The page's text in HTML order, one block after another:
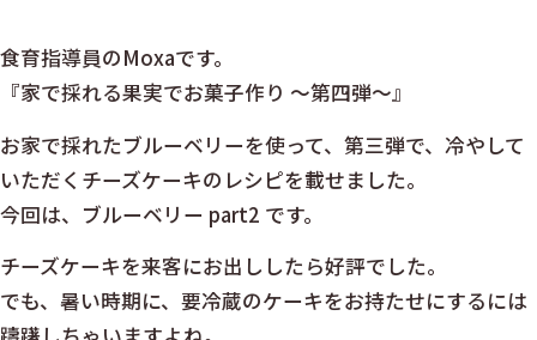
食育指導員のMoxaです。
『家で採れる果実でお菓子作り ～第四弾～』
お家で採れたブルーベリーを使って、第三弾で、冷やして
いただくチーズケーキのレシピを載せました。
今回は、ブルーベリー part2 です。
チーズケーキを来客にお出ししたら好評でした。
でも、暑い時期に、要冷蔵のケーキをお持たせにするには